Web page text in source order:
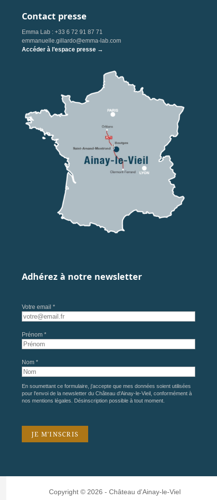
Contact presse
Emma Lab : +33 6 72 91 87 71
emmanuelle.gillardo@emma-lab.com
Accéder à l’espace presse →
Adhérez à notre newsletter
Votre email *
Prénom *
Nom *
En soumettant ce formulaire, j'accepte que mes données soient utilisées
pour l'envoi de la newsletter du Château d'Ainay-le-Vieil, conformément à
nos mentions légales . Désinscription possible à tout moment.
Copyright © 2026 - Château d'Ainay-le-Viel